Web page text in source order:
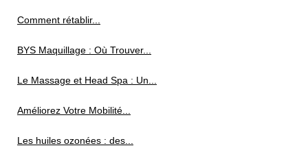
Comment rétablir...
BYS Maquillage : Où Trouver...
Le Massage et Head Spa : Un...
Améliorez Votre Mobilité...
Les huiles ozonées : des...